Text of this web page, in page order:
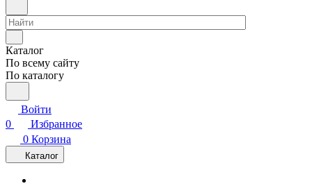
Каталог
По всему сайту
По каталогу
Войти
0
Избранное
0 Корзина
Каталог